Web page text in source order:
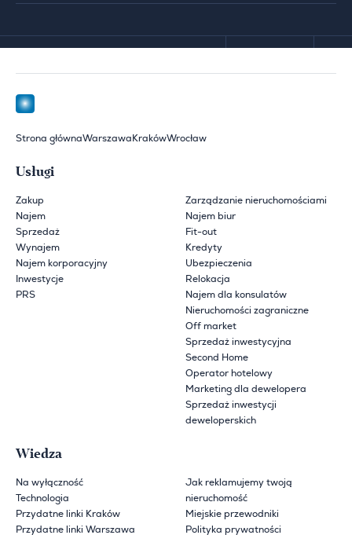
Strona głównaWarszawa KrakówWrocław
Usługi
Zakup
Najem
Sprzedaż
Wynajem
Najem korporacyjny
Inwestycje
PRS
Zarządzanie nieruchomościami
Najem biur
Fit-out
Kredyty
Ubezpieczenia
Relokacja
Najem dla konsulatów
Nieruchomości zagraniczne
Off market
Sprzedaż inwestycyjna
Second Home
Operator hotelowy
Marketing dla dewelopera
Sprzedaż inwestycji
deweloperskich
Wiedza
Na wyłączność
Technologia
Przydatne linki Kraków
Przydatne linki Warszawa
Jak reklamujemy twoją
nieruchomość
Miejskie przewodniki
Polityka prywatności